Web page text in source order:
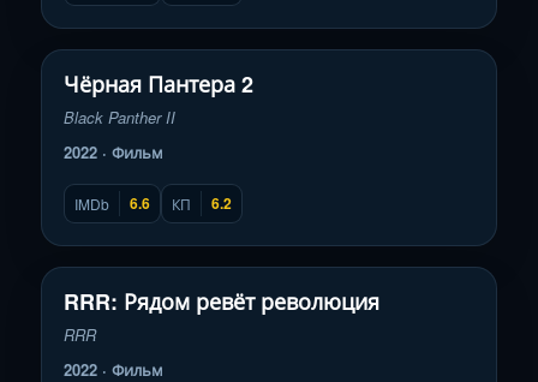
▶
Чёрная Пантера 2
Black Panther II
2022 · Фильм
IMDb 6.6 КП 6.2
▶
RRR: Рядом ревёт революция
RRR
2022 · Фильм